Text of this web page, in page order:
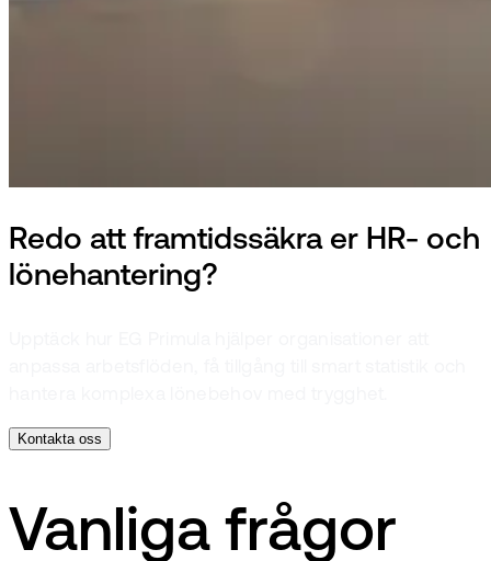
Redo att framtidssäkra er HR- och
lönehantering?
Kontakta oss
Vanliga frågor